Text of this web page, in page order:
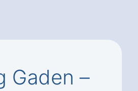
Gaden –